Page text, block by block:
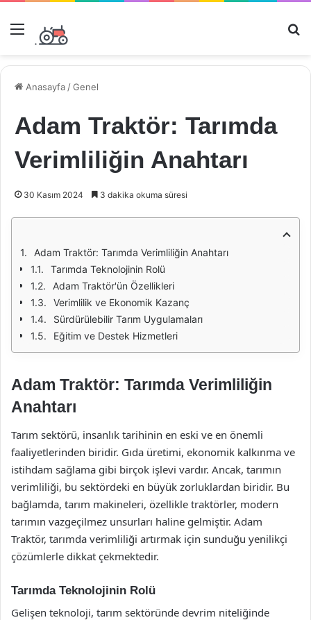
Menü
Anasayfa /Genel
Adam Traktör: Tarımda
Verimliliğin Anahtarı
30 Kasım 2024 3 dakika okuma süresi
Adam Traktör: Tarımda Verimliliğin Anahtarı
Tarımda Teknolojinin Rolü
Adam Traktör'ün Özellikleri
Verimlilik ve Ekonomik Kazanç
Sürdürülebilir Tarım Uygulamaları
Eğitim ve Destek Hizmetleri
Adam Traktör: Tarımda Verimliliğin
Anahtarı
Tarım sektörü, insanlık tarihinin en eski ve en önemli
faaliyetlerinden biridir. Gıda üretimi, ekonomik kalkınma ve
istihdam sağlama gibi birçok işlevi vardır. Ancak, tarımın
verimliliği, bu sektördeki en büyük zorluklardan biridir. Bu
bağlamda, tarım makineleri, özellikle traktörler, modern
tarımın vazgeçilmez unsurları haline gelmiştir. Adam
Traktör, tarımda verimliliği artırmak için sunduğu yenilikçi
çözümlerle dikkat çekmektedir.
Tarımda Teknolojinin Rolü
Gelişen teknoloji, tarım sektöründe devrim niteliğinde